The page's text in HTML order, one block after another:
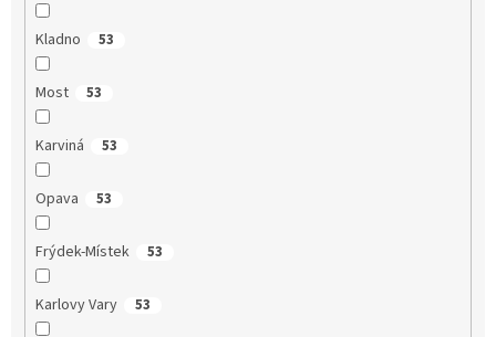
Kladno 53
Most 53
Karviná 53
Opava 53
Frýdek-Místek 53
Karlovy Vary 53